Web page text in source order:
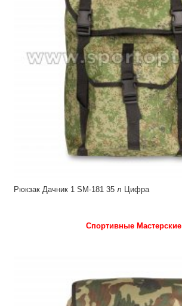
Рюкзак Дачник 1 SM-181 35 л Цифра
Спортивные Мастерские